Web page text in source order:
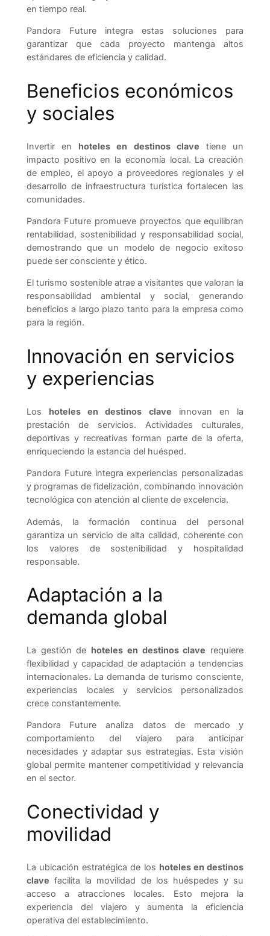
en tiempo real.
Pandora Future integra estas soluciones para
garantizar que cada proyecto mantenga altos
estándares de eficiencia y calidad.
Beneficios económicos
y sociales
Invertir en hoteles en destinos clave tiene un
impacto positivo en la economía local. La creación
de empleo, el apoyo a proveedores regionales y el
desarrollo de infraestructura turística fortalecen las
comunidades.
Pandora Future promueve proyectos que equilibran
rentabilidad, sostenibilidad y responsabilidad social,
demostrando que un modelo de negocio exitoso
puede ser consciente y ético.
El turismo sostenible atrae a visitantes que valoran la
responsabilidad ambiental y social, generando
beneficios a largo plazo tanto para la empresa como
para la región.
Innovación en servicios
y experiencias
Los hoteles en destinos clave innovan en la
prestación de servicios. Actividades culturales,
deportivas y recreativas forman parte de la oferta,
enriqueciendo la estancia del huésped.
Pandora Future integra experiencias personalizadas
y programas de fidelización, combinando innovación
tecnológica con atención al cliente de excelencia.
Además, la formación continua del personal
garantiza un servicio de alta calidad, coherente con
los valores de sostenibilidad y hospitalidad
responsable.
Adaptación a la
demanda global
La gestión de hoteles en destinos clave requiere
flexibilidad y capacidad de adaptación a tendencias
internacionales. La demanda de turismo consciente,
experiencias locales y servicios personalizados
crece constantemente.
Pandora Future analiza datos de mercado y
comportamiento del viajero para anticipar
necesidades y adaptar sus estrategias. Esta visión
global permite mantener competitividad y relevancia
en el sector.
Conectividad y
movilidad
La ubicación estratégica de los hoteles en destinos
clave facilita la movilidad de los huéspedes y su
acceso a atracciones locales. Esto mejora la
experiencia del viajero y aumenta la eficiencia
operativa del establecimiento.